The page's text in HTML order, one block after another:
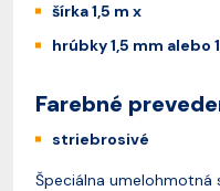
šírka 1,5 m x
hrúbky 1,5 mm alebo
Farebné
striebrosivé
Špeciálna umelohmotná